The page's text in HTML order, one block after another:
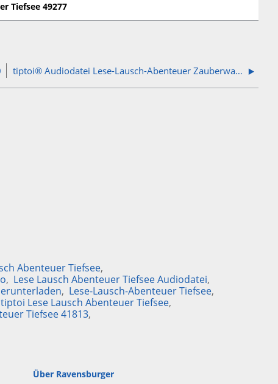
Tiefsee 49277
tiptoi® Audiodatei Lese-Lausch-Abenteuer Zauberwald 41811 und 49278
Abenteuer Tiefsee
Lese Lausch Abenteuer Tiefsee Audiodatei
Lese-Lausch-Abenteuer Tiefsee
tiptoi Lese Lausch Abenteuer Tiefsee
Tiefsee 41813
Über Ravensburger